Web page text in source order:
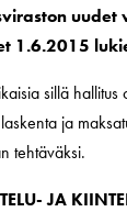
uudet
1.6.2015
sillä hallitus
ja
tehtäväksi.
JA